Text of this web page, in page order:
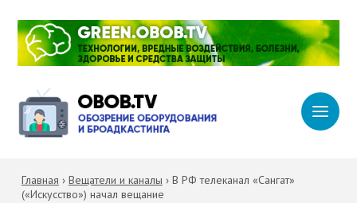
Главная › Вещатели и каналы › В РФ телеканал «Сангат»
(«Искусство») начал вещание